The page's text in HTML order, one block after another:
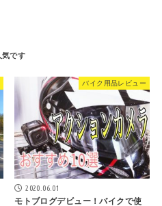
バイク用品レビュー
2020.06.01
モトブログデビュー！バイクで使